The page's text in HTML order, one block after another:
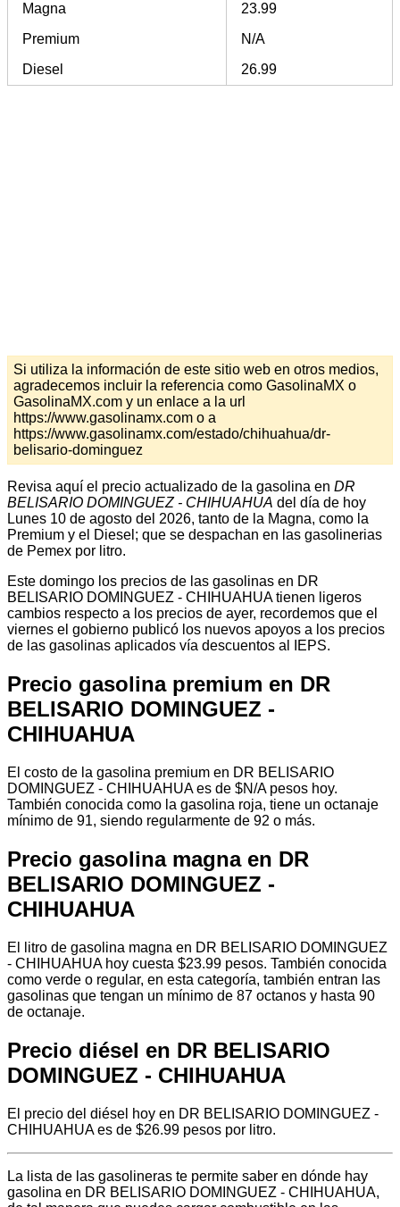
Magna
23.99
Premium
N/A
Diesel
26.99
Si utiliza la información de este sitio web en otros medios,
agradecemos incluir la referencia como GasolinaMX o
GasolinaMX.com y un enlace a la url
https://www.gasolinamx.com o a
https://www.gasolinamx.com/estado/chihuahua/dr-
belisario-dominguez
Revisa aquí el precio actualizado de la gasolina en DR
BELISARIO DOMINGUEZ - CHIHUAHUA del día de hoy
Lunes 10 de agosto del 2026, tanto de la Magna, como la
Premium y el Diesel; que se despachan en las gasolinerias
de Pemex por litro.
Este domingo los precios de las gasolinas en DR
BELISARIO DOMINGUEZ - CHIHUAHUA tienen ligeros
cambios respecto a los precios de ayer, recordemos que el
viernes el gobierno publicó los nuevos apoyos a los precios
de las gasolinas aplicados vía descuentos al IEPS.
Precio gasolina premium en DR
BELISARIO DOMINGUEZ -
CHIHUAHUA
El costo de la gasolina premium en DR BELISARIO
DOMINGUEZ - CHIHUAHUA es de $N/A pesos hoy.
También conocida como la gasolina roja, tiene un octanaje
mínimo de 91, siendo regularmente de 92 o más.
Precio gasolina magna en DR
BELISARIO DOMINGUEZ -
CHIHUAHUA
El litro de gasolina magna en DR BELISARIO DOMINGUEZ
- CHIHUAHUA hoy cuesta $23.99 pesos. También conocida
como verde o regular, en esta categoría, también entran las
gasolinas que tengan un mínimo de 87 octanos y hasta 90
de octanaje.
Precio diésel en DR BELISARIO
DOMINGUEZ - CHIHUAHUA
El precio del diésel hoy en DR BELISARIO DOMINGUEZ -
CHIHUAHUA es de $26.99 pesos por litro.
La lista de las gasolineras te permite saber en dónde hay
gasolina en DR BELISARIO DOMINGUEZ - CHIHUAHUA,